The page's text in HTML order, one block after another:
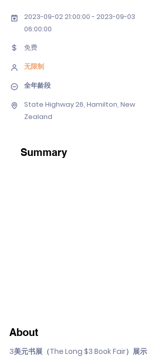
2023-09-02 21:00:00 - 2023-09-03
06:00:00
免费
无限制
全年龄段
State Highway 26, Hamilton, New
Zealand
Summary
About
3美元书展（The Long $3 Book Fair）展示